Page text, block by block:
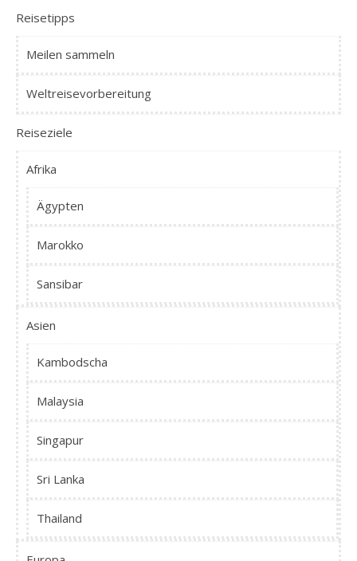
Reisetipps
Meilen sammeln
Weltreisevorbereitung
Reiseziele
Afrika
Ägypten
Marokko
Sansibar
Asien
Kambodscha
Malaysia
Singapur
Sri Lanka
Thailand